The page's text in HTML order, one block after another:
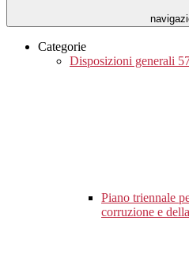
Categorie
Disposizioni generali
Piano triennale
corruzione e